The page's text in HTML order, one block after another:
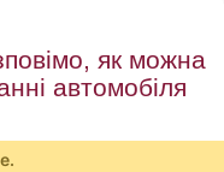
як можна
автомобіля